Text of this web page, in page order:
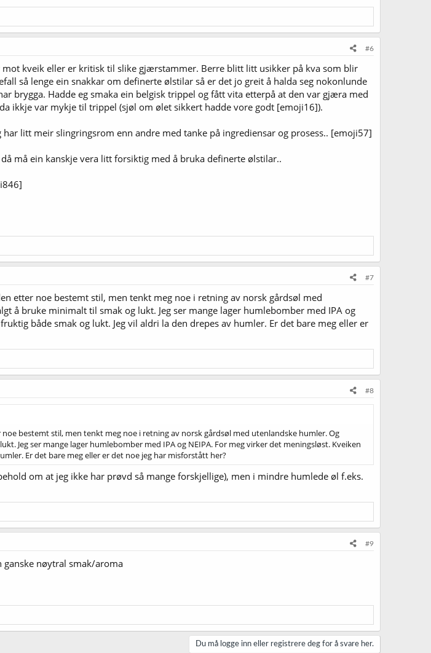
#6
kveik eller er kritisk til slike gjærstammer. Berre blitt litt usikker på kva som blir
så lenge ein snakkar om definerte ølstilar så er det jo greit å halda seg nokonlunde
brygga. Hadde eg smaka ein belgisk trippel og fått vita etterpå at den var gjæra med
ikkje var mykje til trippel (sjøl om ølet sikkert hadde vore godt [emoji16]).
litt meir slingringsrom enn andre med tanke på ingrediensar og prosess.. [emoji57]
må ein kanskje vera litt forsiktig med å bruka definerte ølstilar..
#7
etter noe bestemt stil, men tenkt meg noe i retning av norsk gårdsøl med
å bruke minimalt til smak og lukt. Jeg ser mange lager humlebomber med IPA og
både smak og lukt. Jeg vil aldri la den drepes av humler. Er det bare meg eller er
#8
bestemt stil, men tenkt meg noe i retning av norsk gårdsøl med utenlandske humler. Og
Jeg ser mange lager humlebomber med IPA og NEIPA. For meg virker det meningsløst. Kveiken
Er det bare meg eller er det noe jeg har misforstått her?
om at jeg ikke har prøvd så mange forskjellige), men i mindre humlede øl f.eks.
#9
ganske nøytral smak/aroma
Du må logge inn eller registrere deg for å svare her.